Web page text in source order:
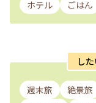
ホテル
ごはん
し
週末旅 絶景旅